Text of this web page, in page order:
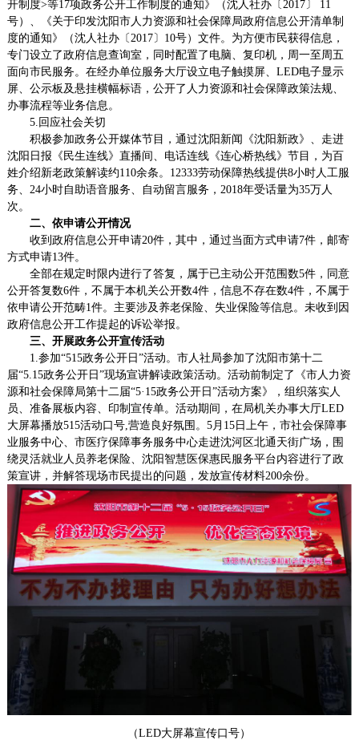
开制度>等17项政务公开工作制度的通知》（沈人社办〔2017〕 11
号） 、
《关于印发沈阳市人力资源和社会保障局政府信息公开清单制
度的通知》（沈人社办〔2017〕10号） 文件。 为方便市民获得信息，
专门设立了政府信息查询室，同时配置了电脑、复印机，周一至周五
面向市民服务。在经办单位服务大厅设立电子触摸屏、LED电子显示
屏、公示板及悬挂横幅标语，公开了人力资源和社会保障政策法规、
办事流程等业务信息。
5.回应社会关切
积极参加政务公开媒体节目， 通过沈阳新闻《沈阳新政》、走进
沈阳日报《民生连线》直播间 、 电话连线《连心桥热线》节目，为百
姓介绍新老政策解读约110余条。 12333劳动保障热线提供8小时人工服
务、24小时自助语音服务、自动留言服务，2018年受话量为35万人
次。
二、依申请公开情况
收到政府信息公开申请20件，其中，通过当面方式申请7件，邮寄
方式申请13件。
全部在规定时限内进行了答复，属于已主动公开范围数5件，同意
公开答复数6件，不属于本机关公开数4件， 信息不存在数4件，不属于
依申请公开范畴1件。主要涉及养老保险、 失业保险等信息。 未收到因
政府信息公开工作提起的诉讼举报。
三、 开展政务公开宣传活动
1.参加“515政务公开日”活动。市人社局参加了沈阳市第十二
届“5.15政务公开日”现场宣讲解读政策活动。活动前制定了《市人力资
源和社会保障局第十二届“5·15政务公开日”活动方案》，组织落实人
员、准备展板内容、印制宣传单。活动期间，在局机关办事大厅LED
大屏幕播放515活动口号,营造良好氛围。 5月15日上午， 市社会保障事
业服务中心、市医疗保障事务服务中心走进沈河区北通天街广场，围
绕灵活就业人员养老保险、沈阳智慧医保惠民服务平台内容进行了政
策宣讲，并解答现场市民提出的问题，发放宣传材料200余份。
（LED大屏幕宣传口号）